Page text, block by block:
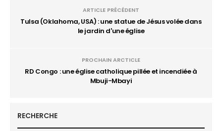
ARTICLE PRÉCÉDENT
Tulsa (Oklahoma, USA) : une statue de Jésus volée dans
le jardin d'une église
PROCHAIN ARCTICLE
RD Congo : une église catholique pillée et incendiée à
Mbuji-Mbayi
RECHERCHE